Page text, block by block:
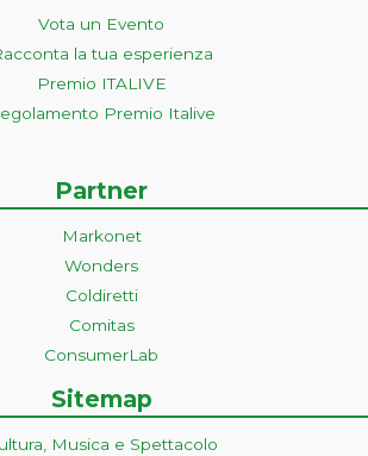
Vota un Evento
la tua esperienza
Premio ITALIVE
Premio Italive
Partner
Markonet
Wonders
Coldiretti
Comitas
ConsumerLab
Sitemap
Musica e Spettacolo